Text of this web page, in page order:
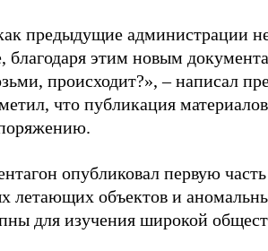
предыдущие администрации
благодаря этим новым
происходит?», – написал
что публикация
опубликовал первую
летающих объектов и
для изучения широкой